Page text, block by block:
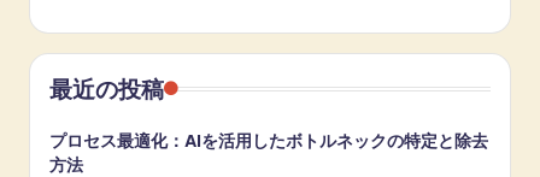
最近の投稿
プロセス最適化：AIを活用したボトルネックの特定と除去
方法